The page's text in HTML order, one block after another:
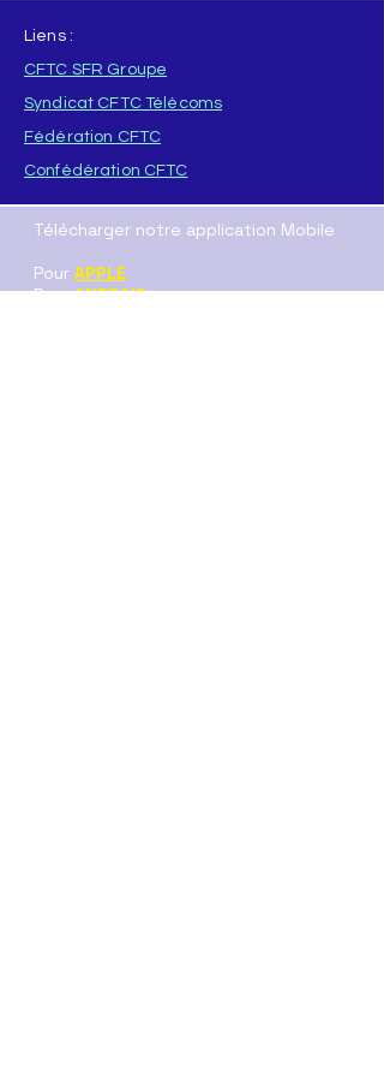
Liens :
CFTC SFR Groupe
Syndicat CFTC Télécoms
Fédération CFTC
Confédération CFTC
Télécharger notre application Mobile
Pour APPLE
PourANDROID